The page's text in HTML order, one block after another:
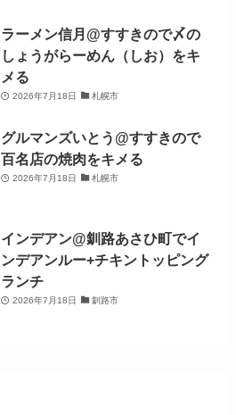
ラーメン信月@すすきので〆の
しょうがらーめん（しお）をキ
メる
2026年7月18日 札幌市
グルマンズいとう@すすきので
百名店の焼肉をキメる
2026年7月18日 札幌市
インデアン@釧路あさひ町でイ
ンデアンルー+チキントッピング
ランチ
2026年7月18日 釧路市